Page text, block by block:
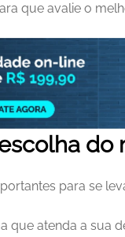
que avalie o
para se
que atenda a sua